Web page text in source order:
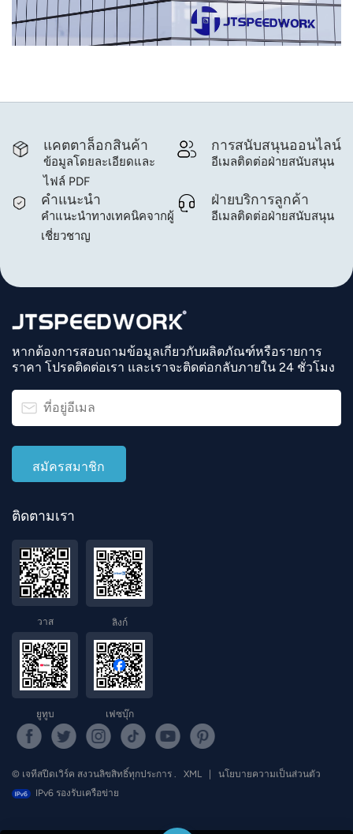
แคตตาล็อกสินค้า
ข้อมูลโดยละเอียดและ
ไฟล์ PDF
การสนับสนุนออนไลน์
อีเมลติดต่อฝ่ายสนับสนุน
คำแนะนำ
คำแนะนำทางเทคนิคจากผู้
เชี่ยวชาญ
ฝ่ายบริการลูกค้า
อีเมลติดต่อฝ่ายสนับสนุน
หากต้องการสอบถามข้อมูลเกี่ยวกับผลิตภัณฑ์หรือรายการ
ราคา โปรดติดต่อเรา และเราจะติดต่อกลับภายใน 24 ชั่วโมง
ติดตามเรา
วาส ลิงก์
ยูทูบ เฟซบุ๊ก
© เจทีสปีดเวิร์ค สงวนลิขสิทธิ์ทุกประการ . XML
นโยบายความเป็นส่วนตัว
IPv6 รองรับเครือข่าย